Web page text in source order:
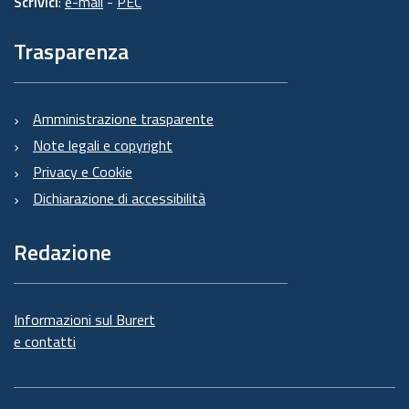
Trasparenza
Amministrazione trasparente
Note legali e copyright
Privacy e Cookie
Dichiarazione di accessibilità
Redazione
Informazioni sul Burert
e contatti